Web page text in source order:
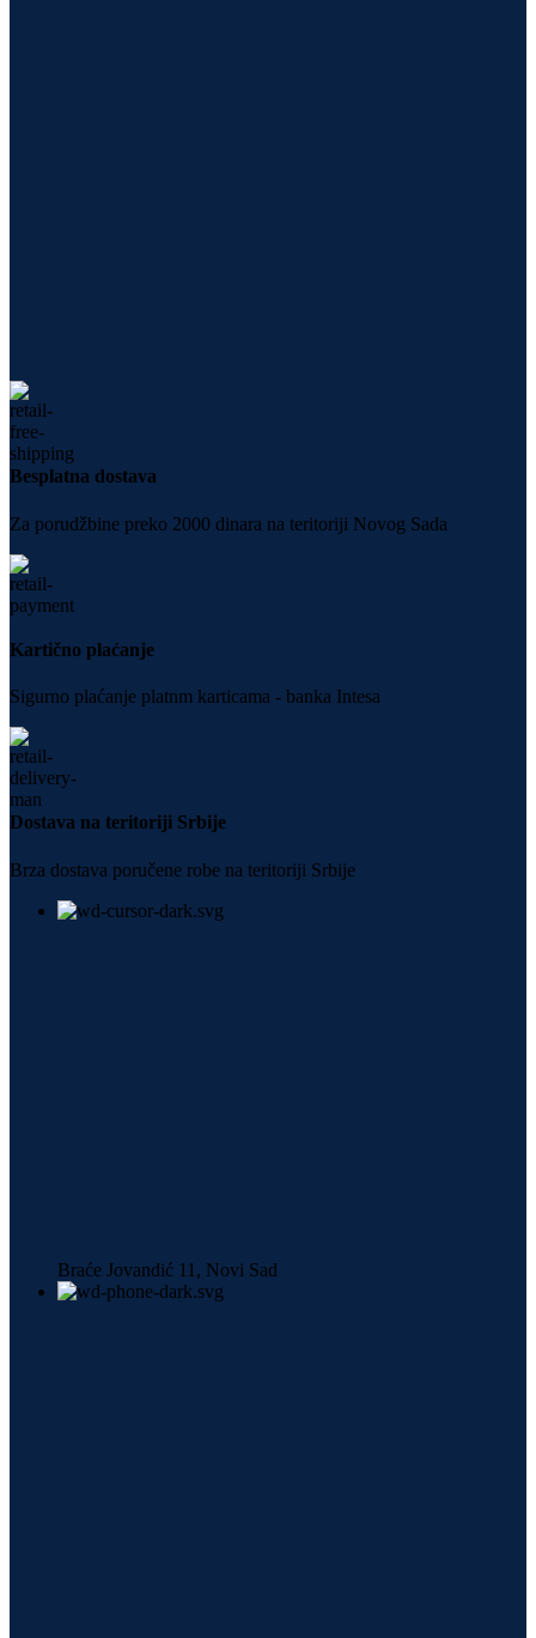
Besplatna dostava
Za porudžbine preko 2000 dinara na teritoriji Novog Sada
Kartično plaćanje
Sigurno plaćanje platnm karticama - banka Intesa
Dostava na teritoriji Srbije
Brza dostava poručene robe na teritoriji Srbije
Braće Jovandić 11, Novi Sad